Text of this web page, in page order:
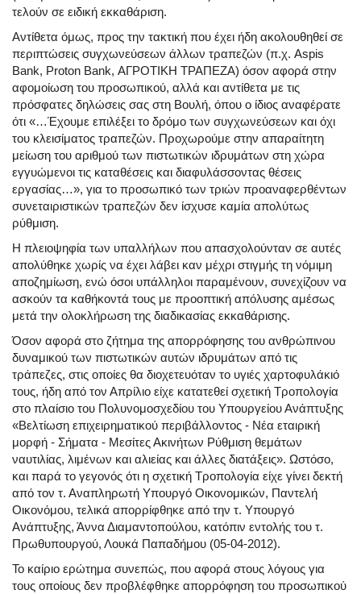
τελούν σε ειδική εκκαθάριση.
Αντίθετα όμως, προς την τακτική που έχει ήδη ακολουθηθεί σε
περιπτώσεις συγχωνεύσεων άλλων τραπεζών (π.χ. Aspis
Bank, Proton Bank, ΑΓΡΟΤΙΚΗ ΤΡΑΠΕΖΑ) όσον αφορά στην
αφομοίωση του προσωπικού, αλλά και αντίθετα με τις
πρόσφατες δηλώσεις σας στη Βουλή, όπου ο ίδιος αναφέρατε
ότι «…Έχουμε επιλέξει το δρόμο των συγχωνεύσεων και όχι
του κλεισίματος τραπεζών. Προχωρούμε στην απαραίτητη
μείωση του αριθμού των πιστωτικών ιδρυμάτων στη χώρα
εγγυώμενοι τις καταθέσεις και διαφυλάσσοντας θέσεις
εργασίας…», για το προσωπικό των τριών προαναφερθέντων
συνεταιριστικών τραπεζών δεν ίσχυσε καμία απολύτως
ρύθμιση.
Η πλειοψηφία των υπαλλήλων που απασχολούνταν σε αυτές
απολύθηκε χωρίς να έχει λάβει καν μέχρι στιγμής τη νόμιμη
αποζημίωση, ενώ όσοι υπάλληλοι παραμένουν, συνεχίζουν να
ασκούν τα καθήκοντά τους με προοπτική απόλυσης αμέσως
μετά την ολοκλήρωση της διαδικασίας εκκαθάρισης.
Όσον αφορά στο ζήτημα της απορρόφησης του ανθρώπινου
δυναμικού των πιστωτικών αυτών ιδρυμάτων από τις
τράπεζες, στις οποίες θα διοχετευόταν το υγιές χαρτοφυλάκιό
τους, ήδη από τον Απρίλιο είχε κατατεθεί σχετική Τροπολογία
στο πλαίσιο του Πολυνομοσχεδίου του Υπουργείου Ανάπτυξης
«Βελτίωση επιχειρηματικού περιβάλλοντος - Νέα εταιρική
μορφή - Σήματα - Μεσίτες Ακινήτων Ρύθμιση θεμάτων
ναυτιλίας, λιμένων και αλιείας και άλλες διατάξεις». Ωστόσο,
και παρά το γεγονός ότι η σχετική Τροπολογία είχε γίνει δεκτή
από τον τ. Αναπληρωτή Υπουργό Οικονομικών, Παντελή
Οικονόμου, τελικά απορρίφθηκε από την τ. Υπουργό
Ανάπτυξης, Άννα Διαμαντοπούλου, κατόπιν εντολής του τ.
Πρωθυπουργού, Λουκά Παπαδήμου (05-04-2012).
Το καίριο ερώτημα συνεπώς, που αφορά στους λόγους για
τους οποίους δεν προβλέφθηκε απορρόφηση του προσωπικού